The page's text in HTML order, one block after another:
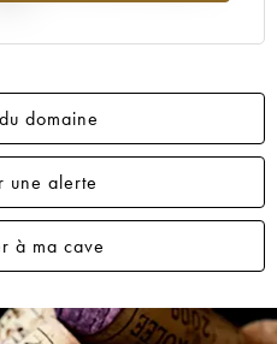
du domaine
une alerte
à ma cave